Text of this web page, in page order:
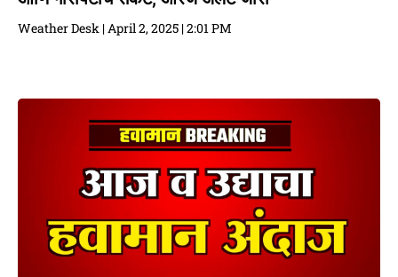
Weather Desk April 2, 2025 2:01 PM